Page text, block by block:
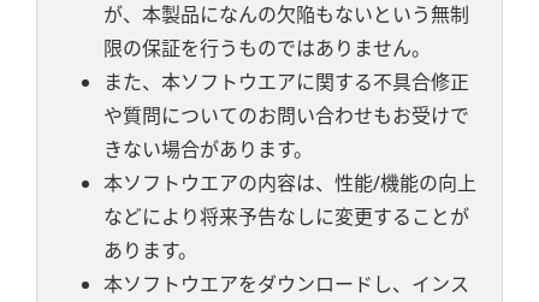
が、本製品になんの欠陥もないという無制
限の保証を行うものではありません。
また、本ソフトウエアに関する不具合修正
や質問についてのお問い合わせもお受けで
きない場合があります。
本ソフトウエアの内容は、性能/機能の向上
などにより将来予告なしに変更することが
あります。
本ソフトウエアをダウンロードし、インス